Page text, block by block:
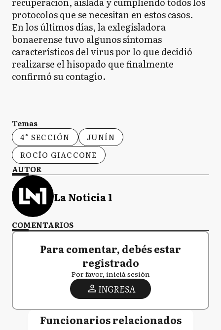
protocolos que se necesitan en estos casos.
En los últimos días, la exlegisladora
bonaerense tuvo algunos síntomas
característicos del virus por lo que decidió
realizarse el hisopado que finalmente
confirmó su contagio.
Temas
4° SECCIÓN
JUNÍN
ROCÍO GIACCONE
AUTOR
La Noticia 1
COMENTARIOS
Para comentar, debés estar
registrado
Por favor, iniciá sesión
INGRESA
Funcionarios relacionados